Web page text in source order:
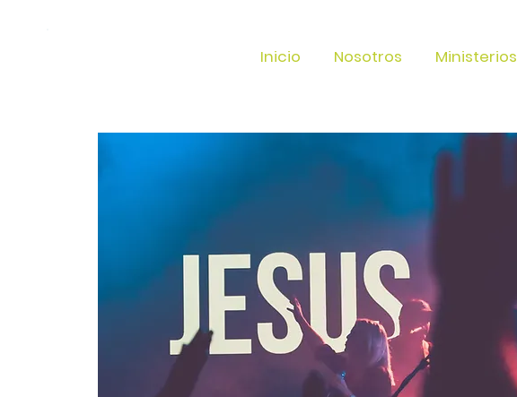
Inicio Nosotros Ministerios